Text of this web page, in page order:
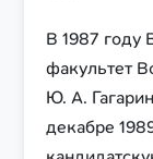
В 1987 году
факультет
Ю. А.
декабре